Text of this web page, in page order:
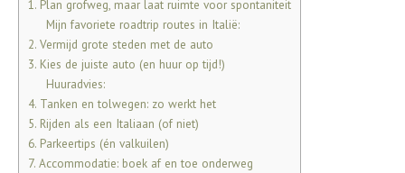
1. Plan grofweg, maar laat ruimte voor spontaniteit
Mijn favoriete roadtrip routes in Italië:
2. Vermijd grote steden met de auto
3. Kies de juiste auto (en huur op tijd!)
Huuradvies:
4. Tanken en tolwegen: zo werkt het
5. Rijden als een Italiaan (of niet)
6. Parkeertips (én valkuilen)
7. Accommodatie: boek af en toe onderweg